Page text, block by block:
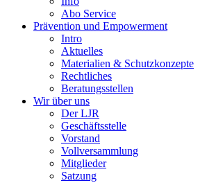
Abo Service
Prävention und Empowerment
Intro
Aktuelles
Materialien & Schutzkonzepte
Rechtliches
Beratungsstellen
Wir über uns
Der LJR
Geschäftsstelle
Vorstand
Vollversammlung
Mitglieder
Satzung